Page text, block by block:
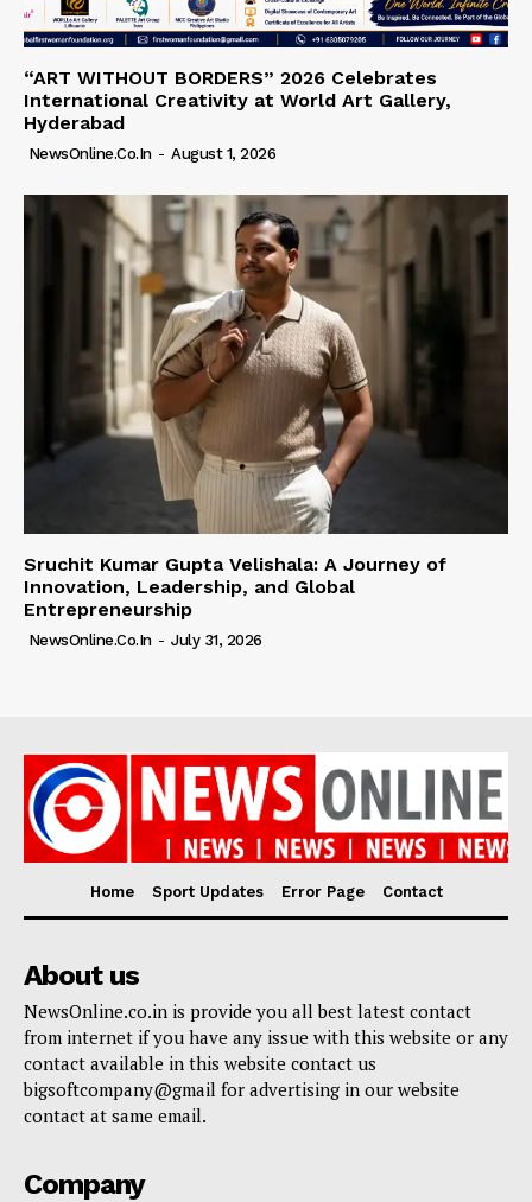
“ART WITHOUT BORDERS” 2026 Celebrates
International Creativity at World Art Gallery,
Hyderabad
NewsOnline.co.in - August 1, 2026
Sruchit Kumar Gupta Velishala: A Journey of
Innovation, Leadership, and Global
Entrepreneurship
NewsOnline.co.in - July 31, 2026
Home Sport Updates Error Page Contact
About us
NewsOnline.co.in is provide you all best latest contact
from internet if you have any issue with this website or any
contact available in this website contact us
bigsoftcompany@gmail for advertising in our website
contact at same email.
Company